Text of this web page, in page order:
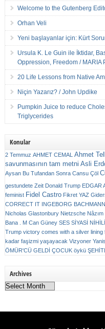
Welcome to the Gutenberg
Orhan Veli
Yeni başlayanlar için: Kürt
Ursula K. Le Guin ile İktidar,
Oppression, Freedom / MARIA
20 Life Lessons from Native
Niçin Yazarız? / John Updike
Pumpkin Juice to reduce
Triglycerides
Konular
2 Temmuz AHMET CEMAL Ahmet
savunmasının tam metni Asli
Aysan Bu Tufandan Sonra Cansu Çöl
gestundete Zeit Donald Trump EDGAR
feminist Fidel Castro Fikret YAZ
CORRECT IT INGEBORG BACHMANN
Nicholas Glastonbury Nietzsche
Bana . M Can Güney SES SİYASİ
Trump victory comes with a silver lining
kadar faşizmi yaşayacak Vizyoner
ÖMÜR'CÜ GELDİ ÇOCUK öykü
Archives
Archives